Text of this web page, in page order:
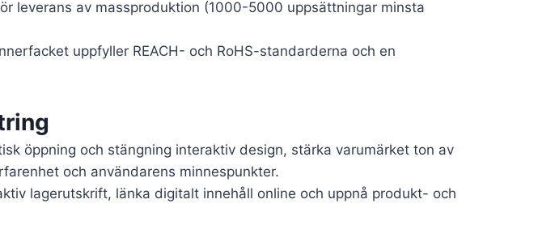
leverans av massproduktion (1000-5000 uppsättningar minsta
uppfyller REACH- och RoHS-standarderna och en
öppning och stängning interaktiv design, stärka varumärket ton av
och användarens minnespunkter.
lagerutskrift, länka digitalt innehåll online och uppnå produkt- och